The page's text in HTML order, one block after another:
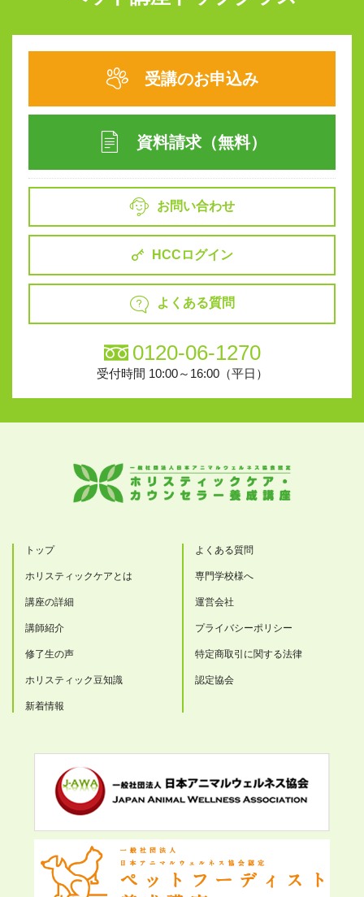
受講のお申込み
資料請求（無料）
お問い合わせ
HCCログイン
よくある質問
0120-06-1270
受付時間 10:00～16:00（平日）
トップ
ホリスティックケアとは
講座の詳細
講師紹介
修了生の声
ホリスティック豆知識
新着情報
よくある質問
専門学校様へ
運営会社
プライバシーポリシー
特定商取引に関する法律
認定協会